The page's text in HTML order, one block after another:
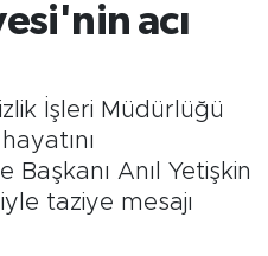
acı
İşleri Müdürlüğü
Anıl Yetişkin
taziye mesajı